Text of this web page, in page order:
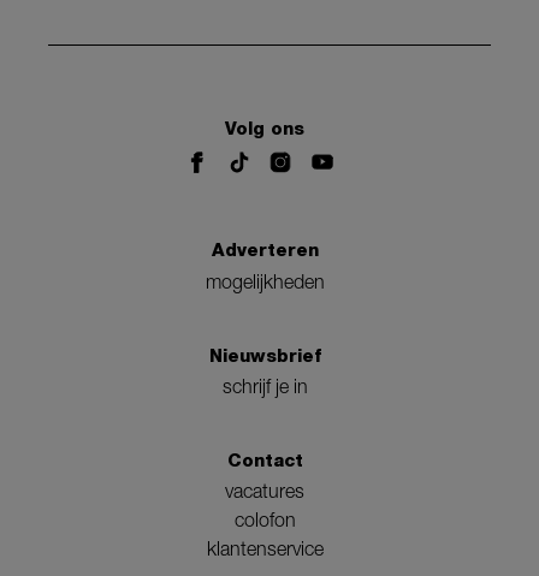
Volg ons
Adverteren
mogelijkheden
Nieuwsbrief
schrijf je in
Contact
vacatures
colofon
klantenservice